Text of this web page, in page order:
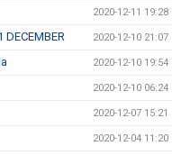
2020-12-11 19:28
2020-12-10 21:07
2020-12-10 19:54
2020-12-10 06:24
2020-12-07 15:21
2020-12-04 11:20